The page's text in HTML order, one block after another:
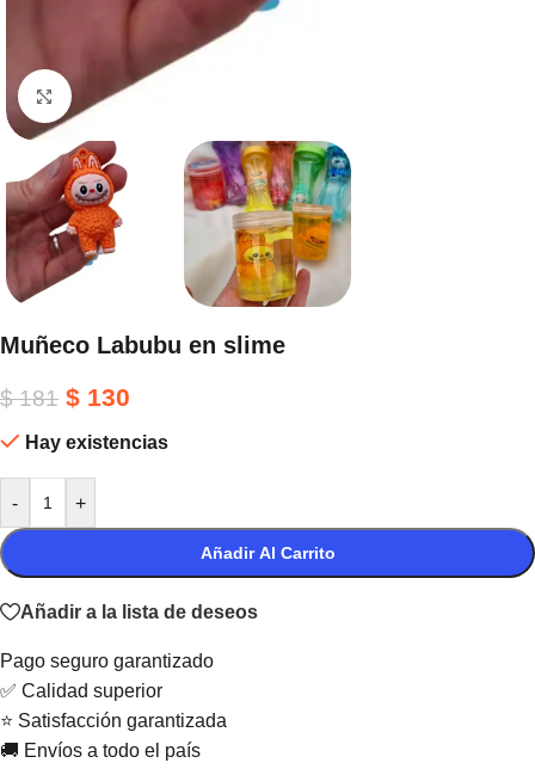
Haga clic para ampliar
Muñeco Labubu en slime
$181 $ 130
Hay existencias
- +
Añadir Al Carrito
Añadir a la lista de deseos
Pago seguro garantizado
✅ Calidad superior
⭐ Satisfacción garantizada
🚚 Envíos a todo el país